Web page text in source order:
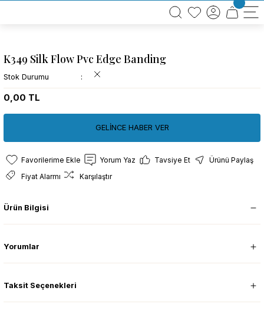
BÜTÜN ALIŞVERİŞLERİNİZDE KARGO BEDAVA!
TÜRKİYE GENELİNDE 10.000 MÜŞTERİ REFERANSI
K349 Silk Flow Pvc Edge Banding
Stok Durumu
0,00 TL
GELİNCE HABER VER
Yorum Yaz Tavsiye Et
Ürünü Paylaş
Fiyat Alarmı
Karşılaştır
Ürün Bilgisi
Yorumlar
Taksit Seçenekleri